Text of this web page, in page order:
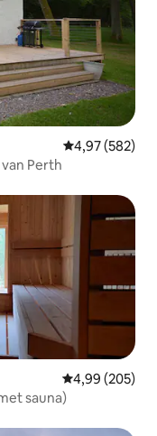
Gemiddelde
4,97 (582)
Perth
Gemiddelde
4,99 (205)
sauna)